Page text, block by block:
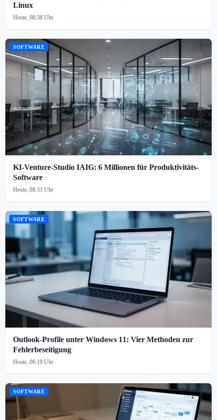
Linux
Heute, 08:38 Uhr
SOFTWARE
KI-Venture-Studio IAIG: 6 Millionen für Produktivitäts-
Software
Heute, 08:31 Uhr
SOFTWARE
Outlook-Profile unter Windows 11: Vier Methoden zur
Fehlerbeseitigung
Heute, 06:19 Uhr
SOFTWARE